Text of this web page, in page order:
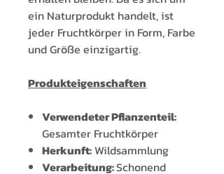
ein Naturprodukt handelt, ist
jeder Fruchtkörper in Form, Farbe
und Größe einzigartig.
Produkteigenschaften
Verwendeter Pflanzenteil:
Gesamter Fruchtkörper
Herkunft: Wildsammlung
Verarbeitung:Schonend